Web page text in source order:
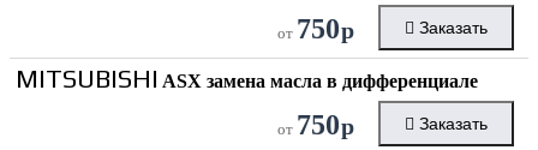
от 750р Заказать
MITSUBISHI ASX замена масла в дифференциале
от 750р Заказать